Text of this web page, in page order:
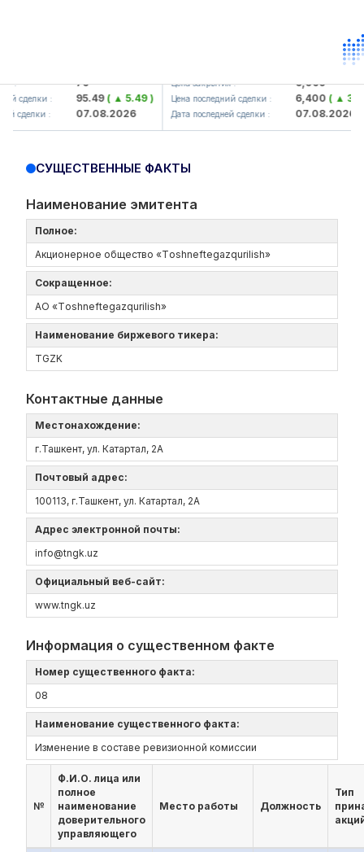
: 79
сделки : 95.49( ▲ 5.49 )
сделки : 07.08.2026
Цена закрытия : 6,099
Цена последний сделки : 6,400( ▲
Дата последней сделки : 07.08.2026
СУЩЕСТВЕННЫЕ ФАКТЫ
Наименование эмитента
Полное:
Акционерное общество «Tоshneftеgazqurilish»
Сокращенное:
АО «Tоshneftеgazqurilish»
Наименование биржевого тикера:
TGZK
Контактные данные
Местонахождение:
г.Ташкент, ул. Катартал, 2А
Почтовый адрес:
100113, г.Ташкент, ул. Катартал, 2А
Адрес электронной почты:
info@tngk.uz
Официальный веб-сайт:
www.tngk.uz
Информация о существенном факте
Номер существенного факта:
08
Наименование существенного факта:
Изменение в составе ревизионной комиссии
№
Ф.И.О. лица или
полное
наименование
доверительного
управляющего
Место работы Должность
Тип